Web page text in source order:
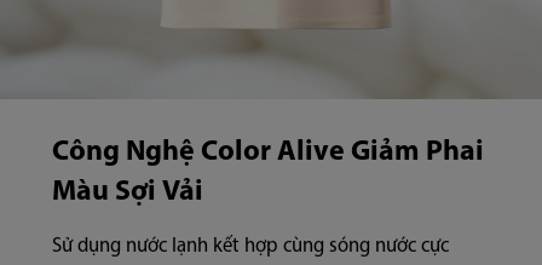
Công Nghệ Color Alive Giảm Phai
Màu Sợi Vải
Sử dụng nước lạnh kết hợp cùng sóng nước cực